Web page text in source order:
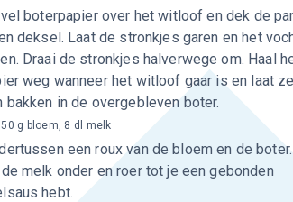
boterpapier over het witloof en dek de
deksel. Laat de stronkjes garen en het
Draai de stronkjes halverwege om. Haal
weg wanneer het witloof gaar is en laat
bakken in de overgebleven boter.
een roux van de bloem en de boter.
melk onder en roer tot je een gebonden
hebt.
g bloem, 8 dl melk